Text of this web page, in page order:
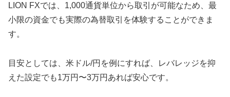
LION FXでは、1,000通貨単位から取引が可能なため、最
小限の資金でも実際の為替取引を体験することができま
す。
目安としては、米ドル/円を例にすれば、レバレッジを抑
えた設定でも1万円〜3万円あれば安心です。